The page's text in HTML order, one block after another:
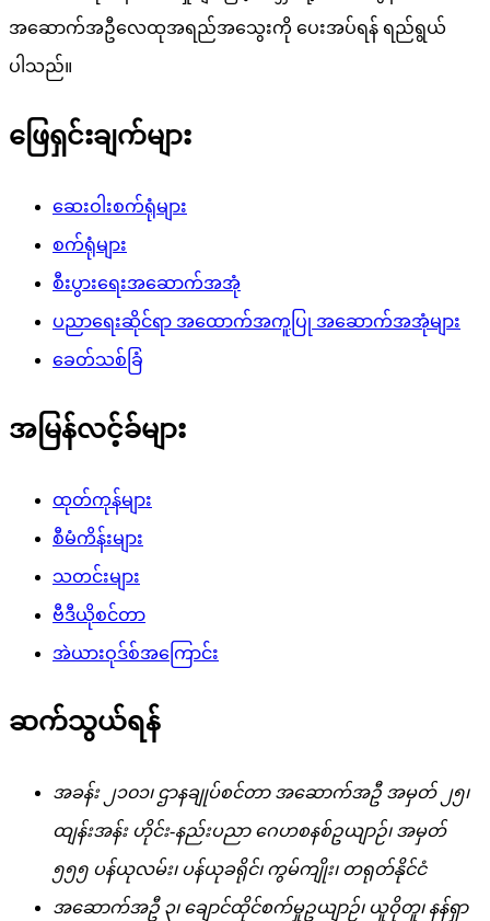
အဆောက်အဦလေထုအရည်အသွေးကို ပေးအပ်ရန် ရည်ရွယ်
ပါသည်။
ဖြေရှင်းချက်များ
ဆေးဝါးစက်ရုံများ
စက်ရုံများ
စီးပွားရေးအဆောက်အအုံ
ပညာရေးဆိုင်ရာ အထောက်အကူပြု အဆောက်အအုံများ
ခေတ်သစ်ခြံ
အမြန်လင့်ခ်များ
ထုတ်ကုန်များ
စီမံကိန်းများ
သတင်းများ
ဗီဒီယိုစင်တာ
အဲယားဝုဒ်စ်အကြောင်း
ဆက်သွယ်ရန်
အခန်း ၂၁၀၁၊ ဌာနချုပ်စင်တာ အဆောက်အဦ အမှတ် ၂၅၊
ထျန်းအန်း ဟိုင်း-နည်းပညာ ဂေဟစနစ်ဥယျာဉ်၊ အမှတ်
၅၅၅ ပန်ယုလမ်း၊ ပန်ယုခရိုင်၊ ကွမ်ကျိုး၊ တရုတ်နိုင်ငံ
အဆောက်အဦ ၃၊ ချောင်ထိုင်စက်မှုဥယျာဉ်၊ ယူဝိုတူ၊ နန်ရှာ